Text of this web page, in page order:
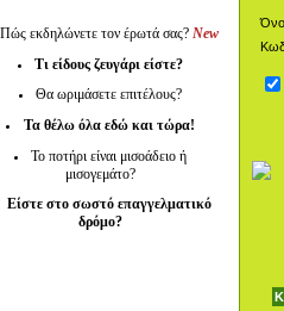
Πώς εκδηλώνετε τον έρωτά σας? New
Τι είδους ζευγάρι είστε?
Θα ωριμάσετε επιτέλους?
Τα θέλω όλα εδώ και τώρα!
Το ποτήρι είναι μισοάδειο ή
μισογεμάτο?
Είστε στο σωστό επαγγελματικό
δρόμο?